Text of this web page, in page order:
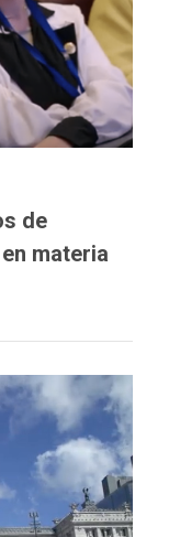
de
materia